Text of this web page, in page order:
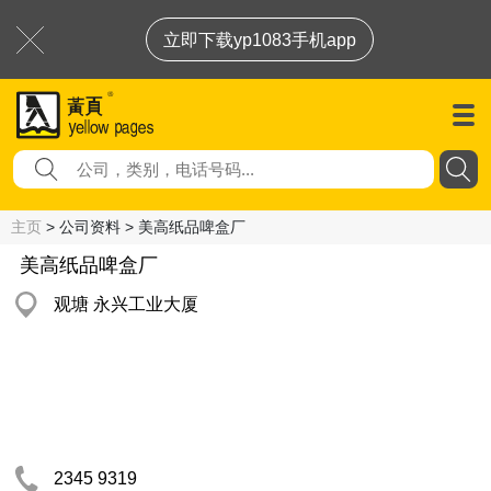
立即下载yp1083手机app
主页 > 公司资料 > 美高纸品啤盒厂
美高纸品啤盒厂
观塘 永兴工业大厦
2345 9319